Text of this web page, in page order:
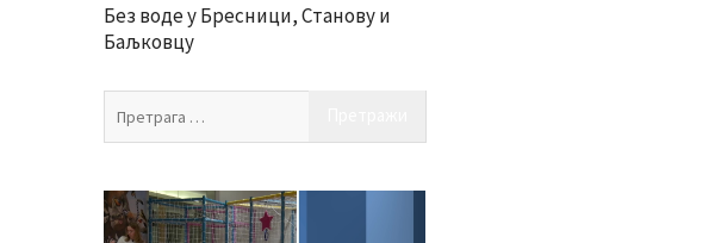
Без воде у Бресници, Станову и
Баљковцу